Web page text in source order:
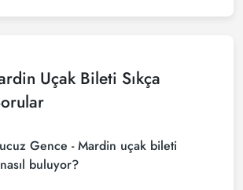
Uçak Bileti Sıkça
Gence - Mardin uçak bileti
buluyor?